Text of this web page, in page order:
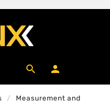
 
Measurement and